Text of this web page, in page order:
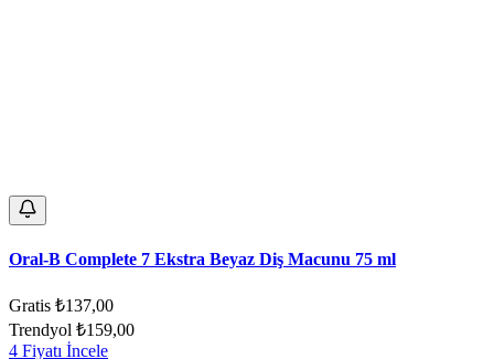
Oral-B Complete 7 Ekstra Beyaz Diş Macunu 75 ml
Gratis ₺137,00
Trendyol ₺159,00
4 Fiyatı İncele